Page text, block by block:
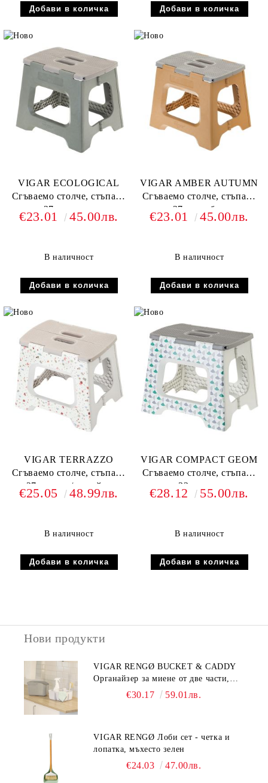
VIGAR ECOLOGICAL
Сгъваемо столче, стъпало
27см, зелен
€23.01 45.00лв.
В наличност
VIGAR AMBER AUTUMN
Сгъваемо столче, стъпало
27см, амбър
€23.01 45.00лв.
В наличност
VIGAR TERRAZZO
Сгъваемо столче, стъпало
27см, сив / мозайка
€25.05 48.99лв.
В наличност
VIGAR COMPACT GEOM
Сгъваемо столче, стъпало
32см, сив
€28.12 55.00лв.
В наличност
Нови продукти
VIGAR RENGØ BUCKET & CADDY
Органайзер за миене от две части,
€30.17 59.01лв.
VIGAR RENGØ Лоби сет - четка и
лопатка, мъхесто зелен
€24.03 47.00лв.